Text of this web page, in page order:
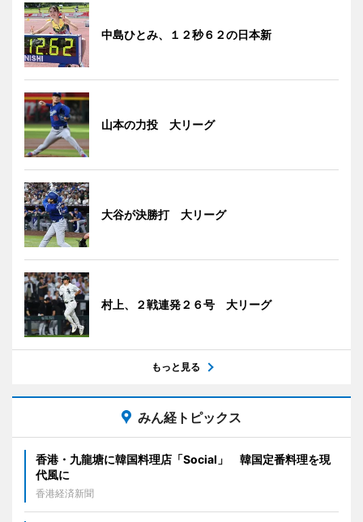
中島ひとみ、１２秒６２の日本新
山本の力投 大リーグ
大谷が決勝打 大リーグ
村上、２戦連発２６号 大リーグ
もっと見る
みん経トピックス
香港・九龍塘に韓国料理店「Social」 韓国定番料理を現
代風に
香港経済新聞